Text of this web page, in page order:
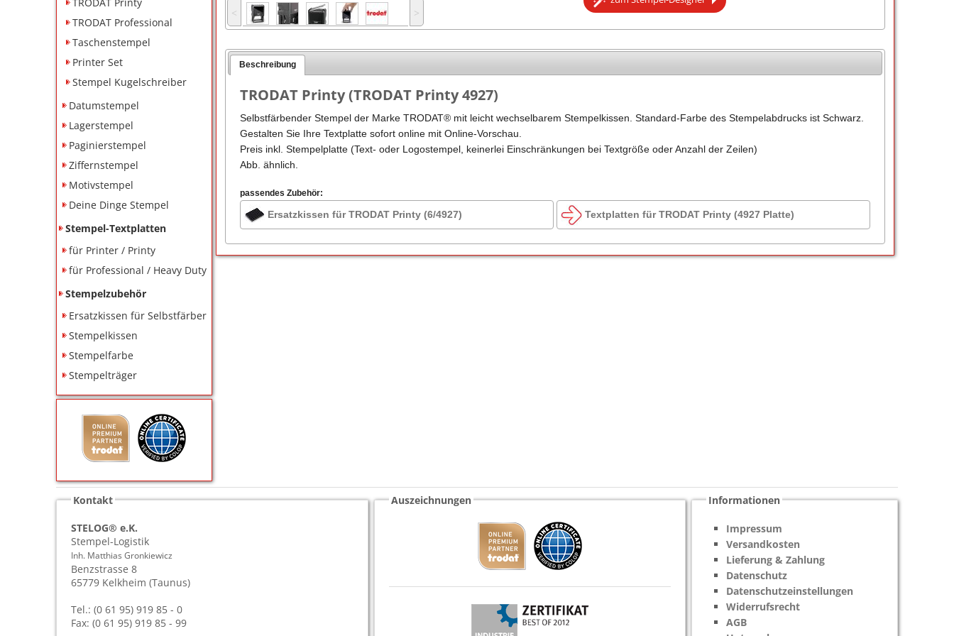
Stempel Kugelschreiber
Taucherstempel
Geocaching-Stempel
Lehrerstempel
Kinderstempel
TRODAT Professional
Taschenstempel
Printer Set
Stempel Kugelschreiber
Datumstempel
Lagerstempel
Paginierstempel
Ziffernstempel
Motivstempel
Deine Dinge Stempel
Stempel-Textplatten
für Printer / Printy
für Professional / Heavy Duty
Stempelzubehör
Ersatzkissen für Selbstfärber
Stempelkissen
Stempelfarbe
Stempelträger
˂ ˃
Beschreibung
TRODAT Printy (TRODAT Printy 4927)
Selbstfärbender Stempel der Marke TRODAT® mit leicht wechselbarem Stempelkissen. Standard-Farbe des Stempelabdrucks ist Schwarz.
Gestalten Sie Ihre Textplatte sofort online mit Online-Vorschau.
Preis inkl. Stempelplatte (Text- oder Logostempel, keinerlei Einschränkungen bei Textgröße oder Anzahl der Zeilen)
Abb. ähnlich.
passendes Zubehör:
Ersatzkissen für TRODAT Printy (6/4927) Textplatten für TRODAT Printy (4927 Platte)
Kontakt
STELOG® e.K.
Stempel-Logistik
Inh. Matthias Gronkiewicz
Benzstrasse 8
65779 Kelkheim (Taunus)
Tel.: (0 61 95) 919 85 - 0
Fax: (0 61 95) 919 85 - 99
Auszeichnungen Informationen
Impressum
Versandkosten
Lieferung & Zahlung
Datenschutz
Datenschutzeinstellungen
Widerrufsrecht
AGB